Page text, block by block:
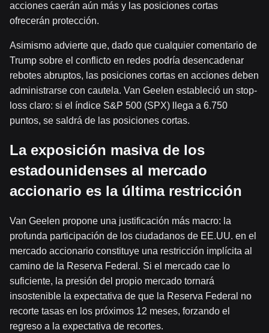
acciones caerán aún más y las posiciones cortas
ofrecerán protección.
Asimismo advierte que, dado que cualquier comentario de
Trump sobre el conflicto en redes podría desencadenar
rebotes abruptos, las posiciones cortas en acciones deben
administrarse con cautela. Van Geelen estableció un stop-
loss claro: si el índice S&P 500 (SPX) llega a 6.750
puntos, se saldrá de las posiciones cortas.
La exposición masiva de los
estadounidenses al mercado
accionario es la última restricción
Van Geelen propone una justificación más macro: la
profunda participación de los ciudadanos de EE.UU. en el
mercado accionario constituye una restricción implícita al
camino de la Reserva Federal. Si el mercado cae lo
suficiente, la presión del propio mercado tornará
insostenible la expectativa de que la Reserva Federal no
recorte tasas en los próximos 12 meses, forzando el
regreso a la expectativa de recortes.